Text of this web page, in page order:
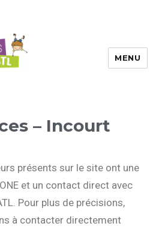
MENU
– Incourt
présents sur le site ont une
et un contact direct avec
Pour plus de précisions,
à contacter directement